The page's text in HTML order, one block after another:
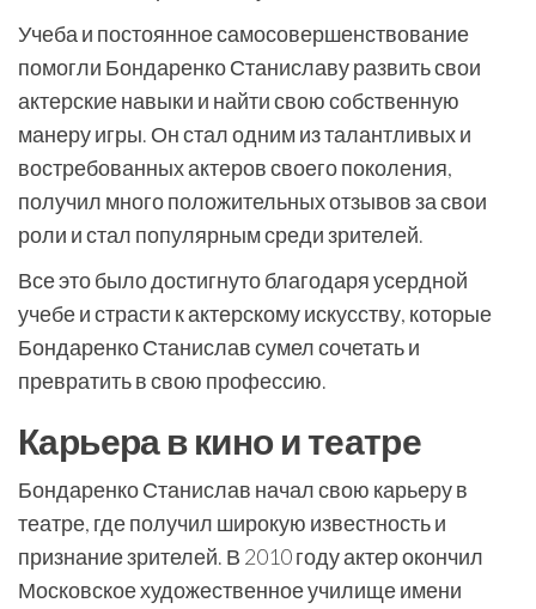
Учеба и постоянное самосовершенствование
помогли Бондаренко Станиславу развить свои
актерские навыки и найти свою собственную
манеру игры. Он стал одним из талантливых и
востребованных актеров своего поколения,
получил много положительных отзывов за свои
роли и стал популярным среди зрителей.
Все это было достигнуто благодаря усердной
учебе и страсти к актерскому искусству, которые
Бондаренко Станислав сумел сочетать и
превратить в свою профессию.
Карьера в кино и театре
Бондаренко Станислав начал свою карьеру в
театре, где получил широкую известность и
признание зрителей. В 2010 году актер окончил
Московское художественное училище имени